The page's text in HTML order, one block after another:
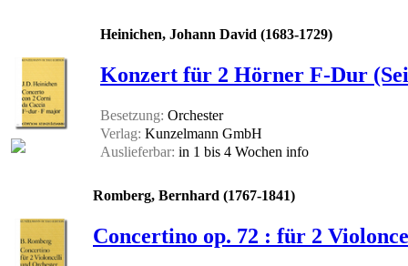
Heinichen, Johann David (1683-1729)
Konzert für 2 Hörner F-Dur
Besetzung: Orchester
Verlag: Kunzelmann GmbH
Auslieferbar: in 1 bis 4 Wochen info
Romberg, Bernhard (1767-1841)
Concertino op. 72 : für 2